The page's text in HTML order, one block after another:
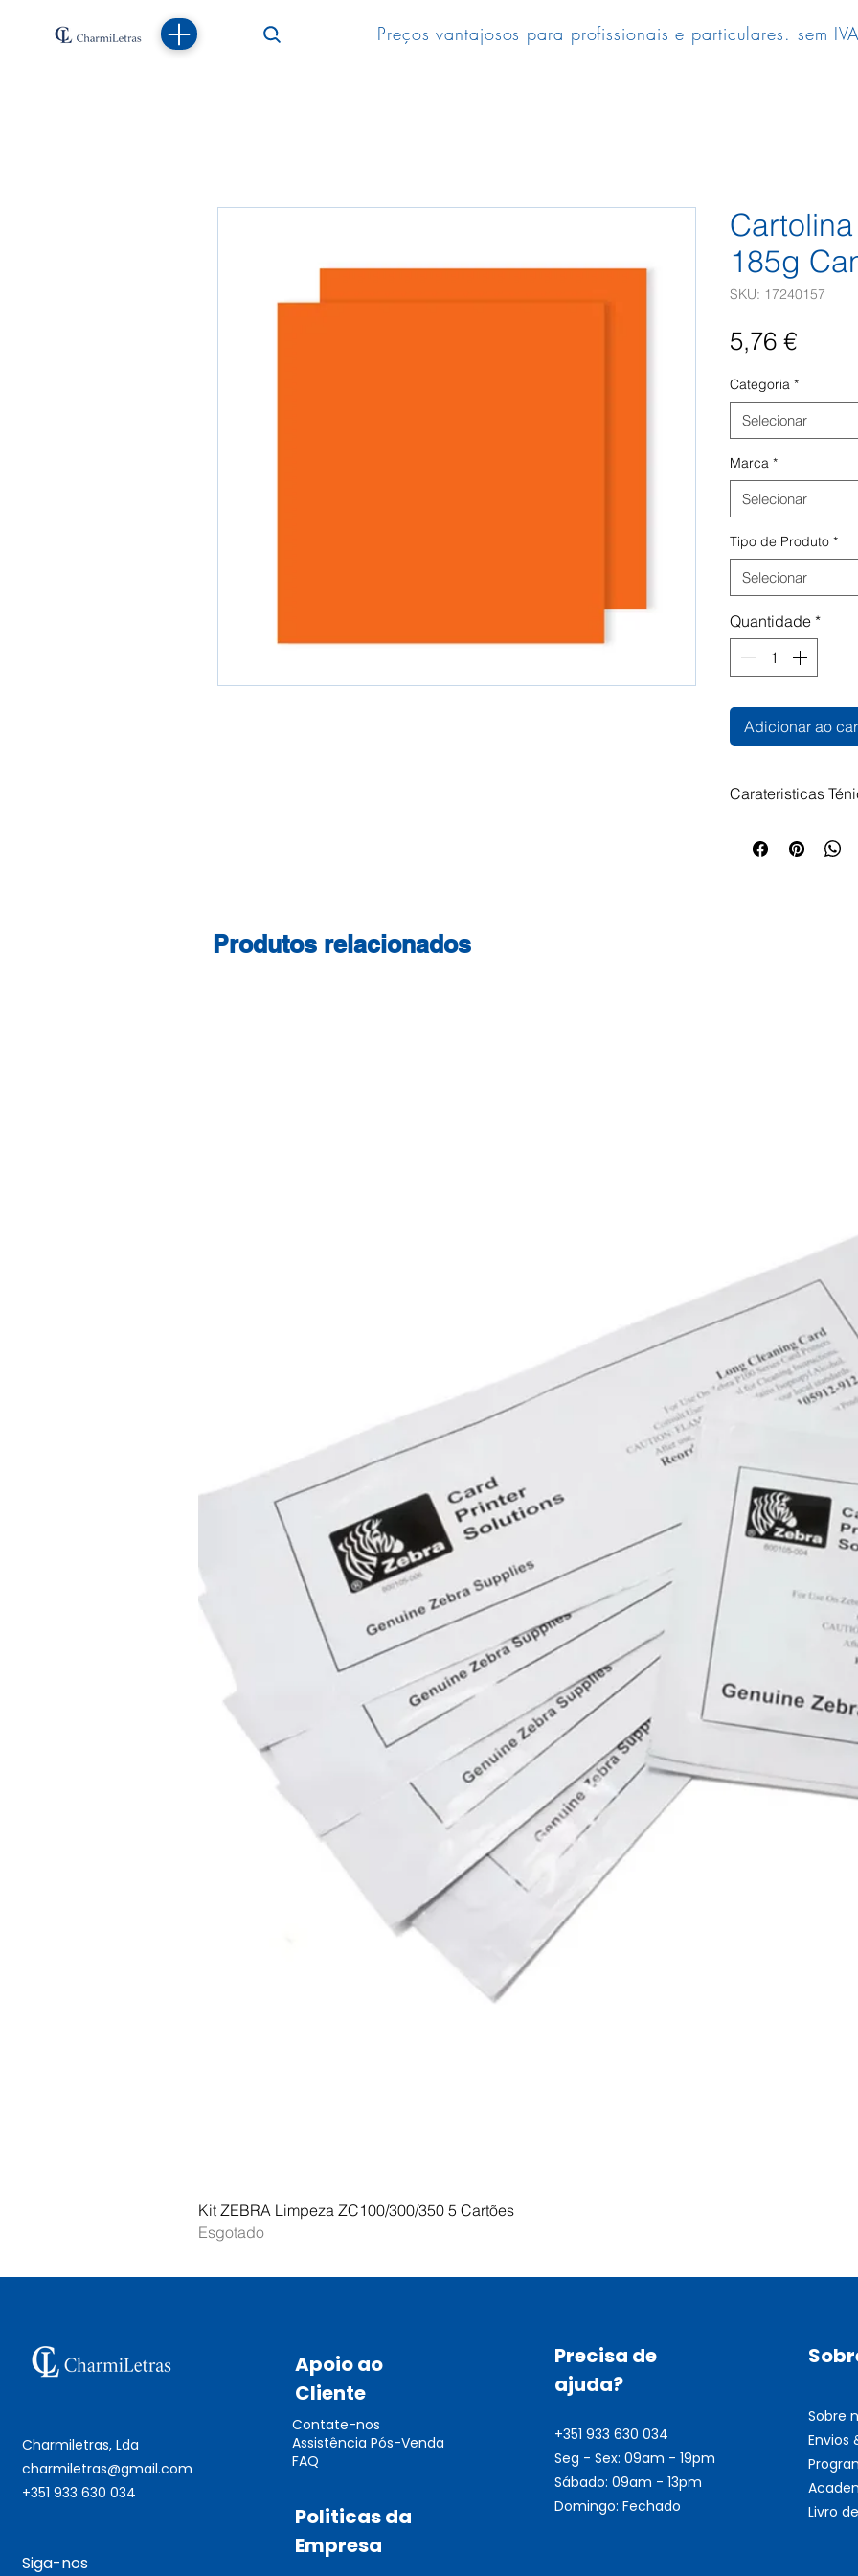
Preços vantajosos para profissionais e particulares. sem
185g
SKU: 17240157
5,76 €Preço
Categoria *
Selecionar
Marca *
Selecionar
Tipo de Produto *
Selecionar
Quantidade *
Adicionar ao
Carateristicas
Vivaldi® é uma
Produtos relacionados
Kit ZEBRA Limpeza ZC100/300/350 5 Cartões
Esgotado
Charmiletras, Lda
charmiletras@gmail.com
+351 933 630 034
Siga-nos
Apoio ao
Cliente
Contate-nos
Assistência Pós-Venda
FAQ
Politicas da
Empresa
Precisa de
ajuda?
+351 933 630 034
Seg - Sex: 09am - 19pm
Sábado: 09am - 13pm
Domingo: Fechado
Sobre
Envios
Livro